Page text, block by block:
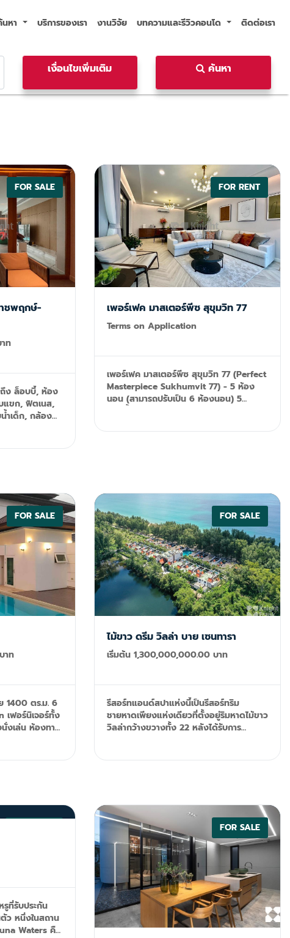
หา บริการของเรา งานวิจัย บทความและรีวิวคอนโด ติดต่อเรา
เงื่อนไขเพิ่มเติม ค้นหา
หา บริการของเรา งานวิจัย บทความและรีวิวคอนโด ติดต่อเรา
FOR SALE
าชพฤกษ์-
ท
ง ล็อบบี้, ห้อง
แขก, ฟิตเนส,
น้ำเด็ก, กล้อง
Email:
FOR RENT
เพอร์เฟค มาสเตอร์พีซ สุขุมวิท 77
Terms on Application
เพอร์เฟค มาสเตอร์พีซ สุขุมวิท 77 (Perfect
Masterpiece Sukhumvit 77) - 5 ห้อง
นอน (สามารถปรับเป็น 6 ห้องนอน) 5
ใช้สอย 720 ตร.ม ตกแต่งครบ Tel: 092-
FOR SALE
าท
1400 ตร.ม. 6
ฟอร์นิเจอร์ทั้ง
งเล่น ห้องทาน
สระว่ายน้ำ +
FOR SALE
ไม้ขาว ดรีม วิลล่า บาย เซนทารา
เริ่มต้น 1,300,000,000.00 บาท
รีสอร์ทแอนด์สปาแห่งนี้เป็นรีสอร์ทริม
ชายหาดเพียงแห่งเดียวที่ตั้งอยู่ริมหาดไม้ขาว
วิลล่ากว้างขวางทั้ง 22 หลังได้รับการ
เจ็ท สนามบินนานาชาติภูเก็ตอยู่ห่างจาก
เมตรทุกหลังมีพื้นที่ใช้สอยกว้างขวางและ
สะดวกสบาย - วิลล่าทุกหลังมีสระว่ายน้ำส่วน
ตัวกลางแจ้งและสระว่ายน้ำเจ็ทพร้อมศาลา
ไทยที่สวยงาม - บีชฟรอนต์พูลวิลลา 2 ห้อง
นอนมีเตียงคิงไซส์ เตียงในห้องนอนใหญ่และ
เตียงแฝดที่สะดวกสบายในห้องที่สองซึ่งมา
พร้อมกับวิวทะเล - 3-Bedroom Double
Pool Villa มาพร้อมกับห้องนั่งเล่น 2 ห้อง
และสระว่ายน้ำ 2 สระ - บริการอินเทอร์เน็ตไร้
สายฟรีห้องครัวขนาดเล็กและสิ่งอำนวยความ
ที่รับประกัน
ว หนึ่งในสถาน
Waters คือ
FOR SALE